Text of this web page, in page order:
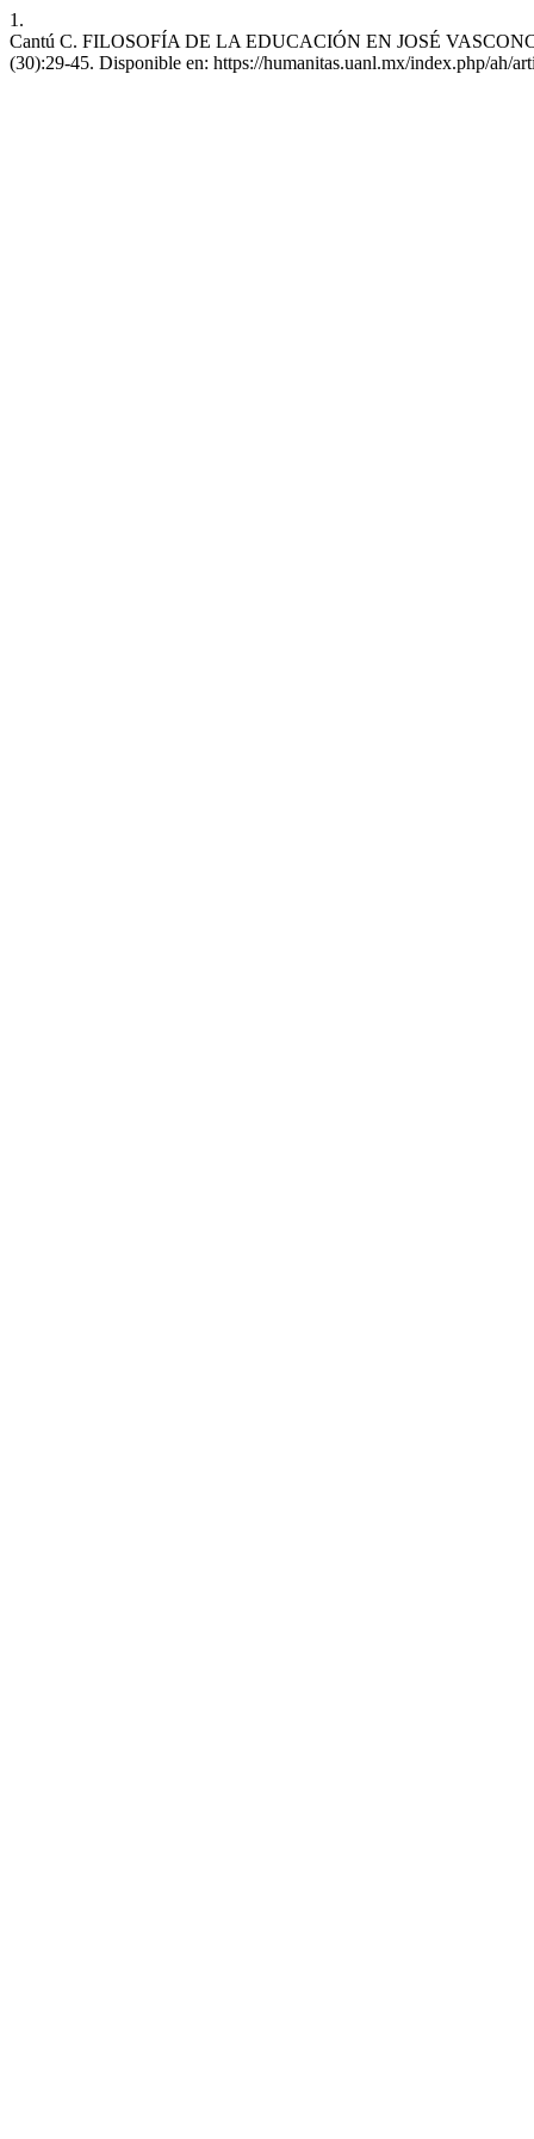
1.
Cantú C. FILOSOFÍA DE LA EDUCACIÓN EN JOSÉ
(30):29-45. Disponible en: https://humanitas.uanl.mx/index.php/ah/